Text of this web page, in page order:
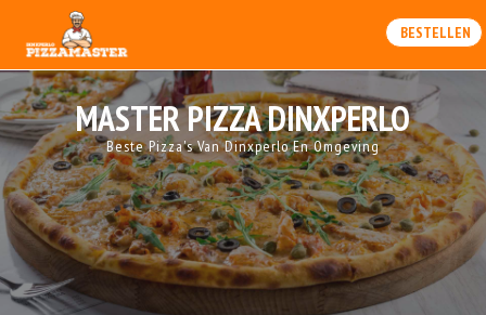
BESTELLEN
MASTER PIZZA DINXPERLO
Beste Pizza's Van Dinxperlo En Omgeving